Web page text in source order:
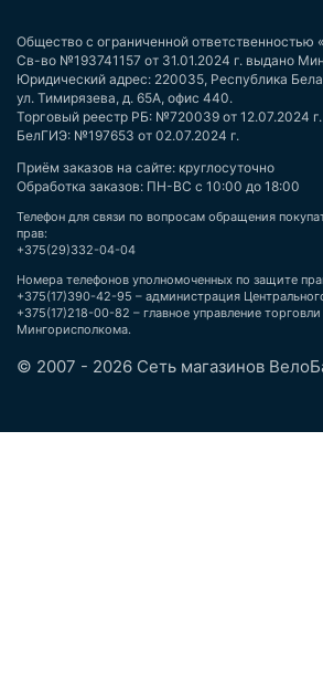
Общество с ограниченной ответственностью
Св-во №193741157 от 31.01.2024 г. выдано
Юридический адрес: 220035, Республика
ул. Тимирязева, д. 65А, офис 440.
Торговый реестр РБ: №720039 от 12.07.2024 г.
БелГИЭ: №197653 от 02.07.2024 г.
Приём заказов на сайте: круглосуточно
Обработка заказов: ПН-ВС с 10:00 до 18:00
Телефон для связи по вопросам обращения
прав:
+375(29)332-04-04
Номера телефонов уполномоченных по защите
+375(17)390-42-95 – администрация
+375(17)218-00-82 – главное управление торговли
Мингорисполкома.
© 2007 - 2026 Сеть магазинов